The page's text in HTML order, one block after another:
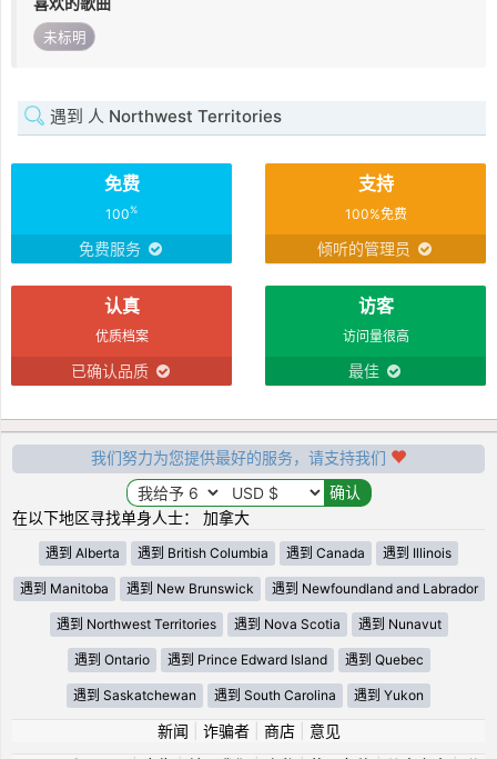
未标明
遇到 人 Northwest Territories
免费
100%
免费服务
支持
100%免费
倾听的管理员
认真
优质档案
已确认品质
访客
访问量很高
最佳
我们努力为您提供最好的服务，请支持我们
在以下地区寻找单身人士： 加拿大
遇到 Alberta 遇到 British Columbia 遇到 Canada 遇到 Illinois
遇到 Manitoba 遇到 New Brunswick 遇到 Newfoundland and Labrador
遇到 Northwest Territories 遇到 Nova Scotia 遇到 Nunavut
遇到 Ontario 遇到 Prince Edward Island 遇到 Quebec
遇到 Saskatchewan 遇到 South Carolina 遇到 Yukon
新闻 诈骗者| 商店| 意见